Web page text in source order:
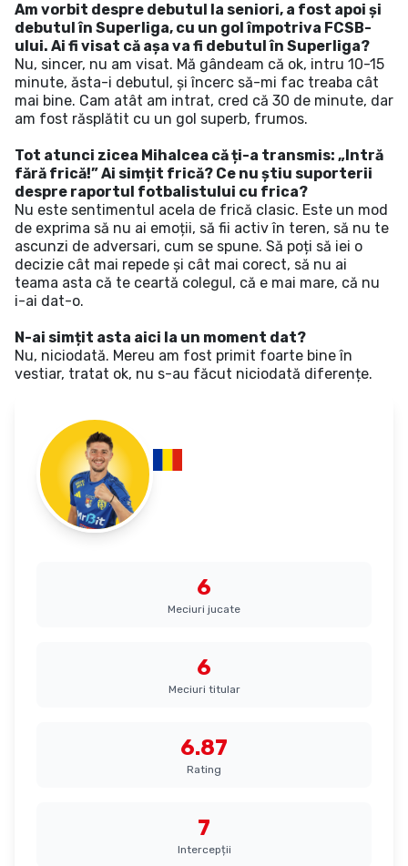
Am vorbit despre debutul la seniori, a fost apoi și
debutul în Superliga, cu un gol împotriva FCSB-
ului. Ai fi visat că așa va fi debutul în Superliga?
Nu, sincer, nu am visat. Mă gândeam că ok, intru 10-15
minute, ăsta-i debutul, și încerc să-mi fac treaba cât
mai bine. Cam atât am intrat, cred că 30 de minute, dar
am fost răsplătit cu un gol superb, frumos.
Tot atunci zicea Mihalcea că ți-a transmis: „Intră
fără frică!” Ai simțit frică? Ce nu știu suporterii
despre raportul fotbalistului cu frica?
Nu este sentimentul acela de frică clasic. Este un mod
de exprima să nu ai emoții, să fii activ în teren, să nu te
ascunzi de adversari, cum se spune. Să poți să iei o
decizie cât mai repede și cât mai corect, să nu ai
teama asta că te ceartă colegul, că e mai mare, că nu
i-ai dat-o.
N-ai simțit asta aici la un moment dat?
Nu, niciodată. Mereu am fost primit foarte bine în
vestiar, tratat ok, nu s-au făcut niciodată diferențe.
6
Meciuri jucate
6
Meciuri titular
6.87
Rating
7
Intercepții